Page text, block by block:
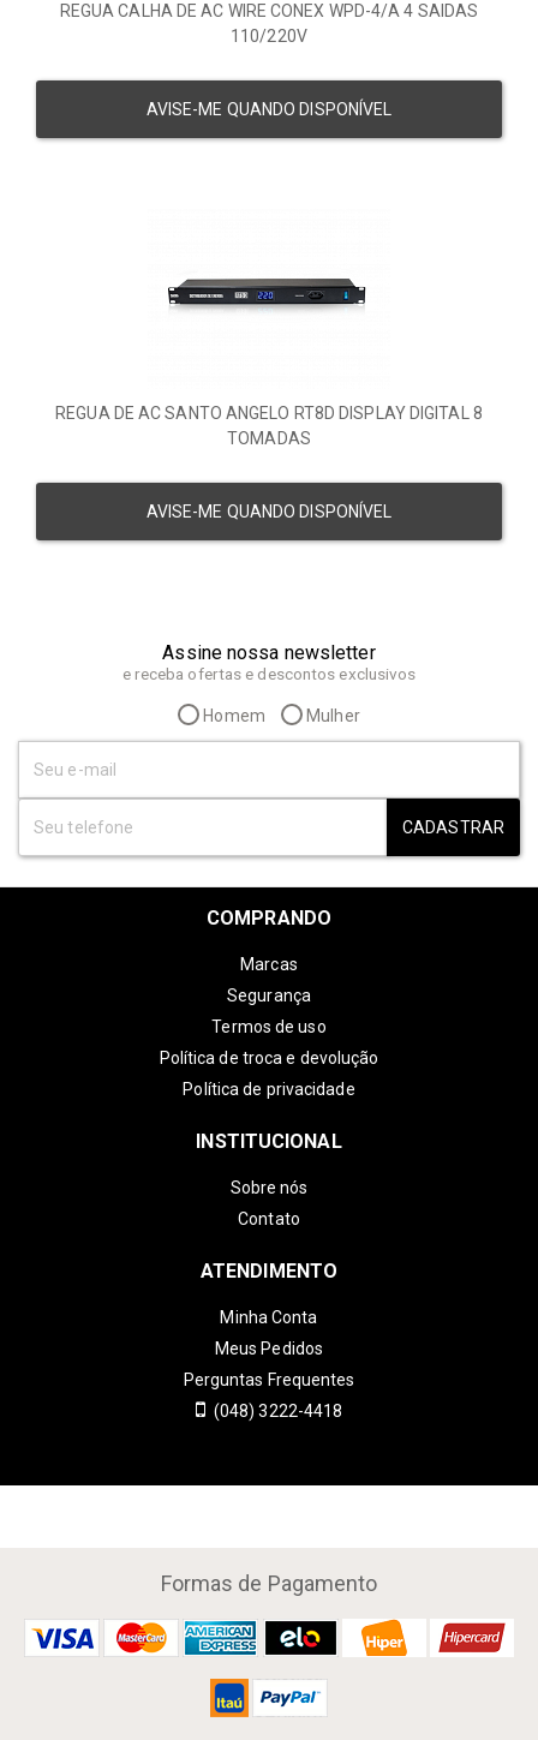
REGUA CALHA DE AC WIRE CONEX WPD-4/A 4 SAIDAS
110/220V
AVISE-ME QUANDO DISPONÍVEL
REGUA DE AC SANTO ANGELO RT8D DISPLAY DIGITAL 8
TOMADAS
AVISE-ME QUANDO DISPONÍVEL
Assine nossa newsletter
e receba ofertas e descontos exclusivos
Homem Mulher
CADASTRAR
COMPRANDO
Marcas
Segurança
Termos de uso
Política de troca e devolução
Política de privacidade
INSTITUCIONAL
Sobre nós
Contato
ATENDIMENTO
Minha Conta
Meus Pedidos
Perguntas Frequentes
(048) 3222-4418
Formas de Pagamento